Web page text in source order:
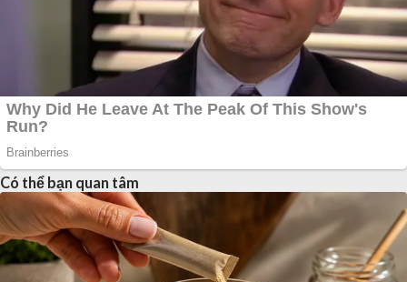
Có thể bạn quan tâm